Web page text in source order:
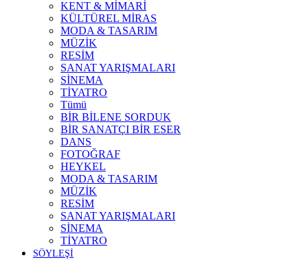
KENT & MİMARİ
KÜLTÜREL MİRAS
MODA & TASARIM
MÜZİK
RESİM
SANAT YARIŞMALARI
SİNEMA
TİYATRO
Tümü
BİR BİLENE SORDUK
BİR SANATÇI BİR ESER
DANS
FOTOĞRAF
HEYKEL
MODA & TASARIM
MÜZİK
RESİM
SANAT YARIŞMALARI
SİNEMA
TİYATRO
SÖYLEŞİ